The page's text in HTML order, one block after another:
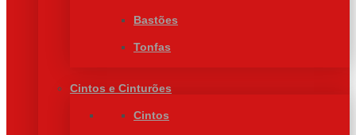
Bastões
Tonfas
Cintos e Cinturões
Cintos